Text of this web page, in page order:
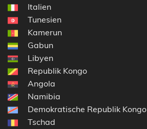
Italien
Tunesien
Kamerun
Gabun
Libyen
Republik Kongo
Angola
Namibia
Demokratische Republik Kongo
Tschad